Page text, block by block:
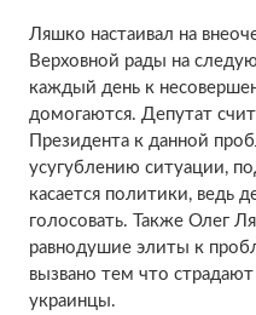
Ляшко настаивал на
Верховной рады на
каждый день к
домогаются. Депутат
Президента к данной
усугублению ситуации,
касается политики, ведь
голосовать. Также Олег
равнодушие элиты к
вызвано тем что
украинцы.